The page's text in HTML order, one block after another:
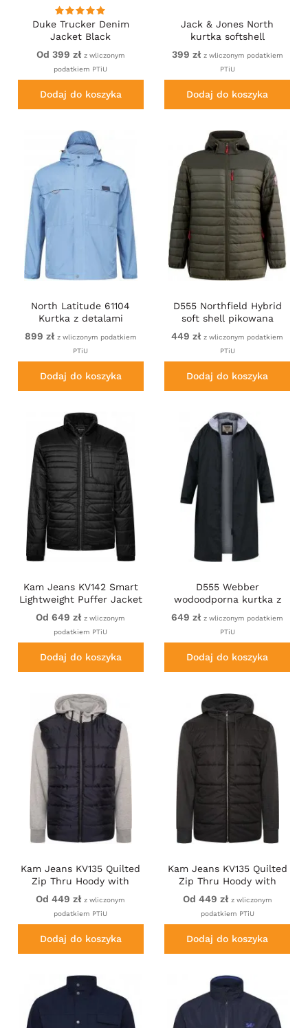
Duke Trucker Denim
Jacket Black
Od 399 zł z wliczonym
podatkiem PTiU
Dodaj do koszyka
Jack & Jones North
kurtka softshell
399 zł z wliczonym podatkiem
PTiU
Dodaj do koszyka
North Latitude 61104
Kurtka z detalami
WP3000 Jasnoniebieska
899 zł z wliczonym podatkiem
PTiU
Dodaj do koszyka
D555 Northfield Hybrid
soft shell pikowana
kurtka z kapturem khaki
449 zł z wliczonym podatkiem
PTiU
Dodaj do koszyka
Kam Jeans KV142 Smart
Lightweight Puffer Jacket
Black
Od 649 zł z wliczonym
podatkiem PTiU
Dodaj do koszyka
D555 Webber
wodoodporna kurtka z
podszewką sherpa czarna
649 zł z wliczonym podatkiem
PTiU
Dodaj do koszyka
Kam Jeans KV135 Quilted
Zip Thru Hoody with
Padded Body & Jersey
Sleeves Navy
Od 449 zł z wliczonym
podatkiem PTiU
Dodaj do koszyka
Kam Jeans KV135 Quilted
Zip Thru Hoody with
Padded Body & Jersey
Sleeves Black
Od 449 zł z wliczonym
podatkiem PTiU
Dodaj do koszyka